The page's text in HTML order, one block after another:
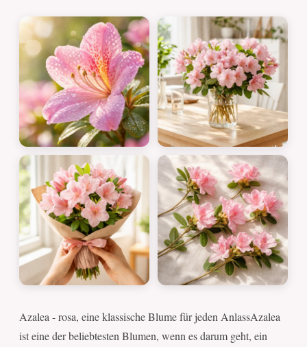
Azalea - rosa, eine klassische Blume für jeden AnlassAzalea
ist eine der beliebtesten Blumen, wenn es darum geht, ein